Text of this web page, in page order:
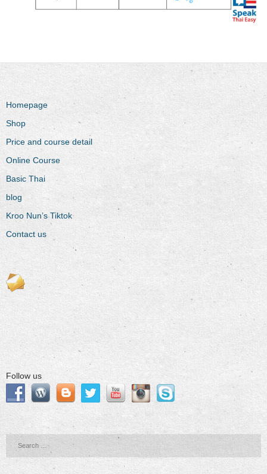
Homepage
Shop
Price and course detail
Online Course
Basic Thai
blog
Kroo Nun’s Tiktok
Contact us
Follow us